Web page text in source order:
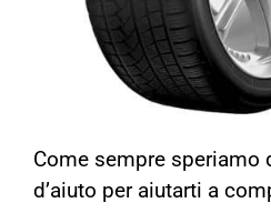
Come sempre speriamo
d’aiuto per aiutarti a